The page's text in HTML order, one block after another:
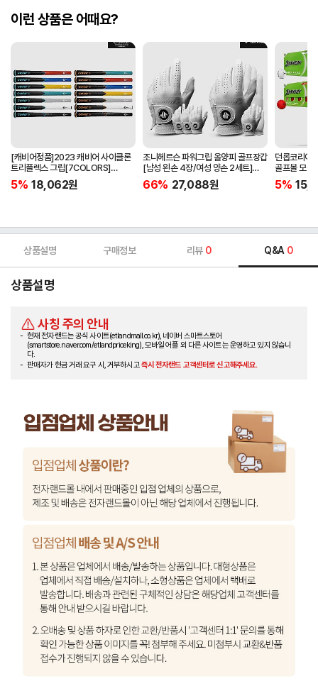
이런 상품은 어때요?
[캐비어정품]2023 캐비어 사이클론
트리플렉스 그립[7COLORS]
[라운드][39g/42g/46g/50g]
[R/S 토크]
5% 18,062원
조니헤르슨 파워그립 올양피 골프장갑
[남성 왼손 4장/여성 양손 2세트]
[화이트][케이스포함]
66% 27,088원
던롭코리아
골프볼 모
[2피스/12
5%
상품설명 구매정보 리뷰 0 Q&A 0
상품설명
사칭 주의 안내
현재 전자랜드는 공식 사이트(etlandmall.co.kr), 네이버 스마트스토어
(smartstore.naver.com/etlandpriceking), 모바일 어플 외 다른 사이트는 운영하고 있지 않습니
다.
판매자가 현금 거래 요구 시, 거부하시고즉시 전자랜드 고객센터로 신고해주세요.